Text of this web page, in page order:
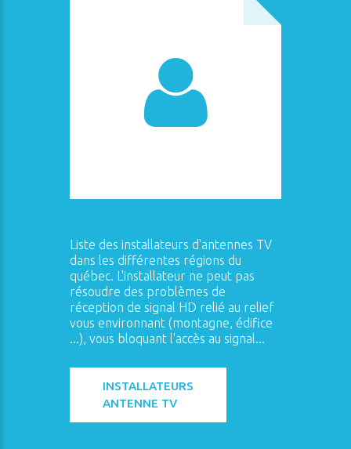
Liste des installateurs d'antennes TV
dans les différentes régions du
québec. L'installateur ne peut pas
résoudre des problèmes de
réception de signal HD relié au relief
vous environnant (montagne, édifice
...), vous bloquant l'accès au signal...
INSTALLATEURS
ANTENNE TV